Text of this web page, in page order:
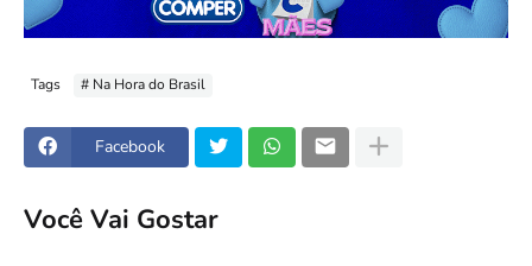
Tags # Na Hora do Brasil
Facebook
Você Vai Gostar